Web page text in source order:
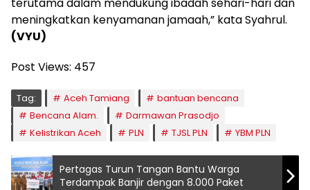
meningkatkan kenyamanan jamaah,” kata Syahrul.
(VYU)
Post Views: 457
Tag: Aceh Tamiang
bantuan bencana
Bencana Alam.
Darmawan Prasodjo
Kelistrikan Aceh
PLN TJSL PLN YBM PLN
Pertagas Turun Tangan Bantu Warga
Terdampak Banjir dengan 8.000 Paket